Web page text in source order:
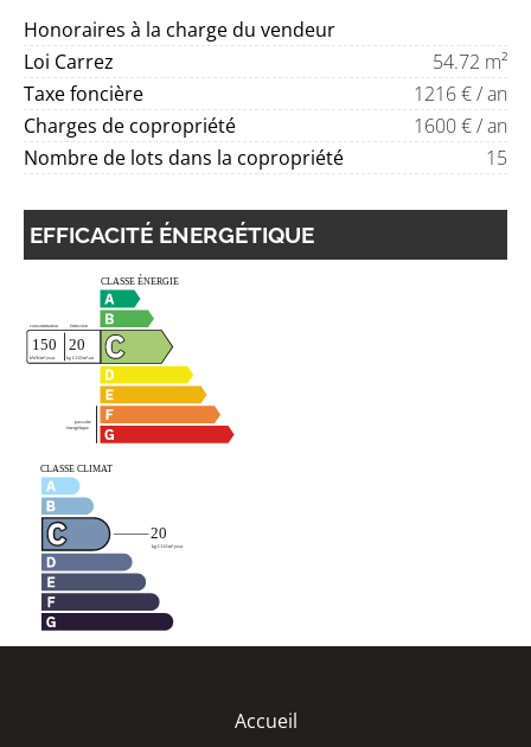
Honoraires à la charge du vendeur
Loi Carrez
54.72 m²
Taxe foncière
1216 € / an
Charges de copropriété
1600 € / an
Nombre de lots dans la copropriété
15
EFFICACITÉ ÉNERGÉTIQUE
Accueil